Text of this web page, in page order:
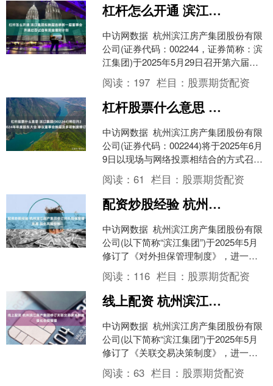
杠杆怎么开通 滨江集团拟换届选举新一届董事会 并通过百亿自有资金理财计划
中访网数据 杭州滨江房产集团股份有限
公司(证券代码：002244，证券简称：滨
江集团)于2025年5月29日召开第六届董
事会第五十次会议，审议通过多项重要
议案....
阅读： 197 栏目： 股票期货配资
杠杆股票什么意思 滨江集团(002244)将召开2024年年度股东大会 审议董事会换届及多项制度修订
中访网数据 杭州滨江房产集团股份有限
公司(证券代码：002244)将于2025年6月
9日以现场与网络投票相结合的方式召开
2024年年度股东大会。会议将审议包
括....
阅读：61 栏目： 股票期货配资
配资炒股经验 杭州滨江房产集团修订对外担保管理制度 强化风险控制
中访网数据 杭州滨江房产集团股份有限
公司(以下简称“滨江集团”)于2025年5月
修订了《对外担保管理制度》，进一步
规范公司及控股子公司的对外担保行
为，强化风险....
阅读： 116 栏目： 股票期货配资
线上配资 杭州滨江房产集团修订关联交易决策制度 强化合规管理
中访网数据 杭州滨江房产集团股份有限
公司(以下简称“滨江集团”)于2025年5月
修订了《关联交易决策制度》，进一步
规范公司关联交易管理，确保交易公平
性及合规性....
阅读：63 栏目： 股票期货配资